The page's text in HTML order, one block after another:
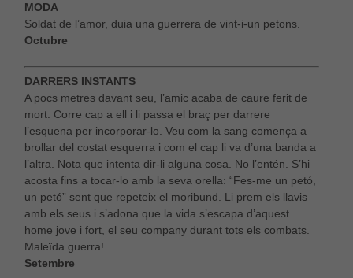
MODA
Soldat de l’amor, duia una guerrera de vint-i-un petons.
Octubre
DARRERS INSTANTS
A pocs metres davant seu, l’amic acaba de caure ferit de
mort. Corre cap a ell i li passa el braç per darrere
l’esquena per incorporar-lo. Veu com la sang comença a
brollar del costat esquerra i com el cap li va d’una banda a
l’altra. Nota que intenta dir-li alguna cosa. No l’entén. S’hi
acosta fins a tocar-lo amb la seva orella: “Fes-me un petó,
un petó” sent que repeteix el moribund. Li prem els llavis
amb els seus i s’adona que la vida s’escapa d’aquest
home jove i fort, el seu company durant tots els combats.
Maleïda guerra!
Setembre